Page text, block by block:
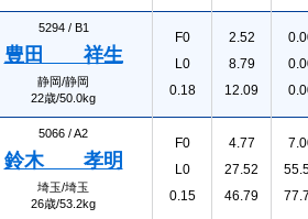
5294 / B1
豊田 祥生
静岡/静岡
22歳/50.0kg
F0
L0
0.18
2.52
8.79
12.09
5066 /A2
鈴木 孝明
埼玉/埼玉
26歳/53.2kg
F0
L0
0.15
4.77
27.52
46.79